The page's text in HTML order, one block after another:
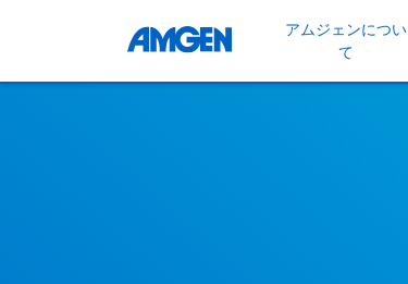
アムジェンについ
て